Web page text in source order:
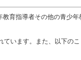
育指導者その他の青少
ています。また、以下の